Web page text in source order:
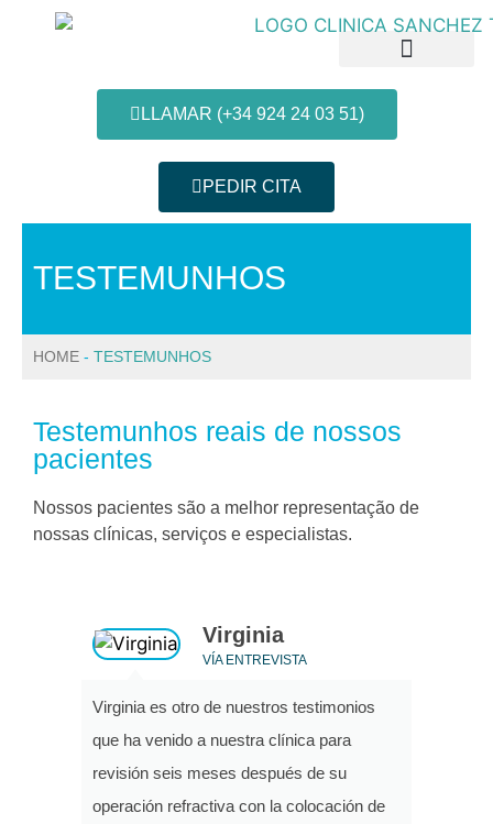
LLAMAR (+34 924 24 03 51)
PEDIR CITA
TESTEMUNHOS
HOME - TESTEMUNHOS
Testemunhos reais de nossos
pacientes
Nossos pacientes são a melhor representação de
nossas clínicas, serviços e especialistas.
Virginia es otro de nuestros testimonios
que ha venido a nuestra clínica para
revisión seis meses después de su
operación refractiva con la colocación de
Virginia
VÍA ENTREVISTA
You are currently